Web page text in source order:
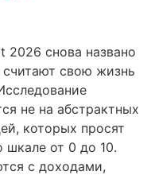
2026 снова названо
считают свою жизнь
не на абстрактных
которых просят
шкале от 0 до 10.
с доходами,